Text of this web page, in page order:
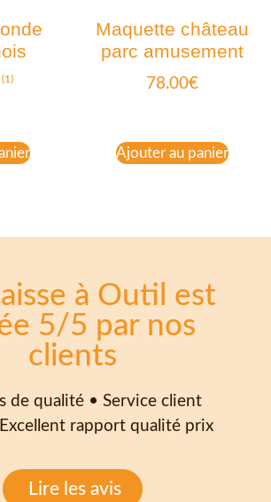
(1)
Maquette château
parc amusement
78.00€
Ajouter au panier
à Outil est
5/5 par nos
clients
de qualité • Service client
rapport qualité prix
Lire les avis